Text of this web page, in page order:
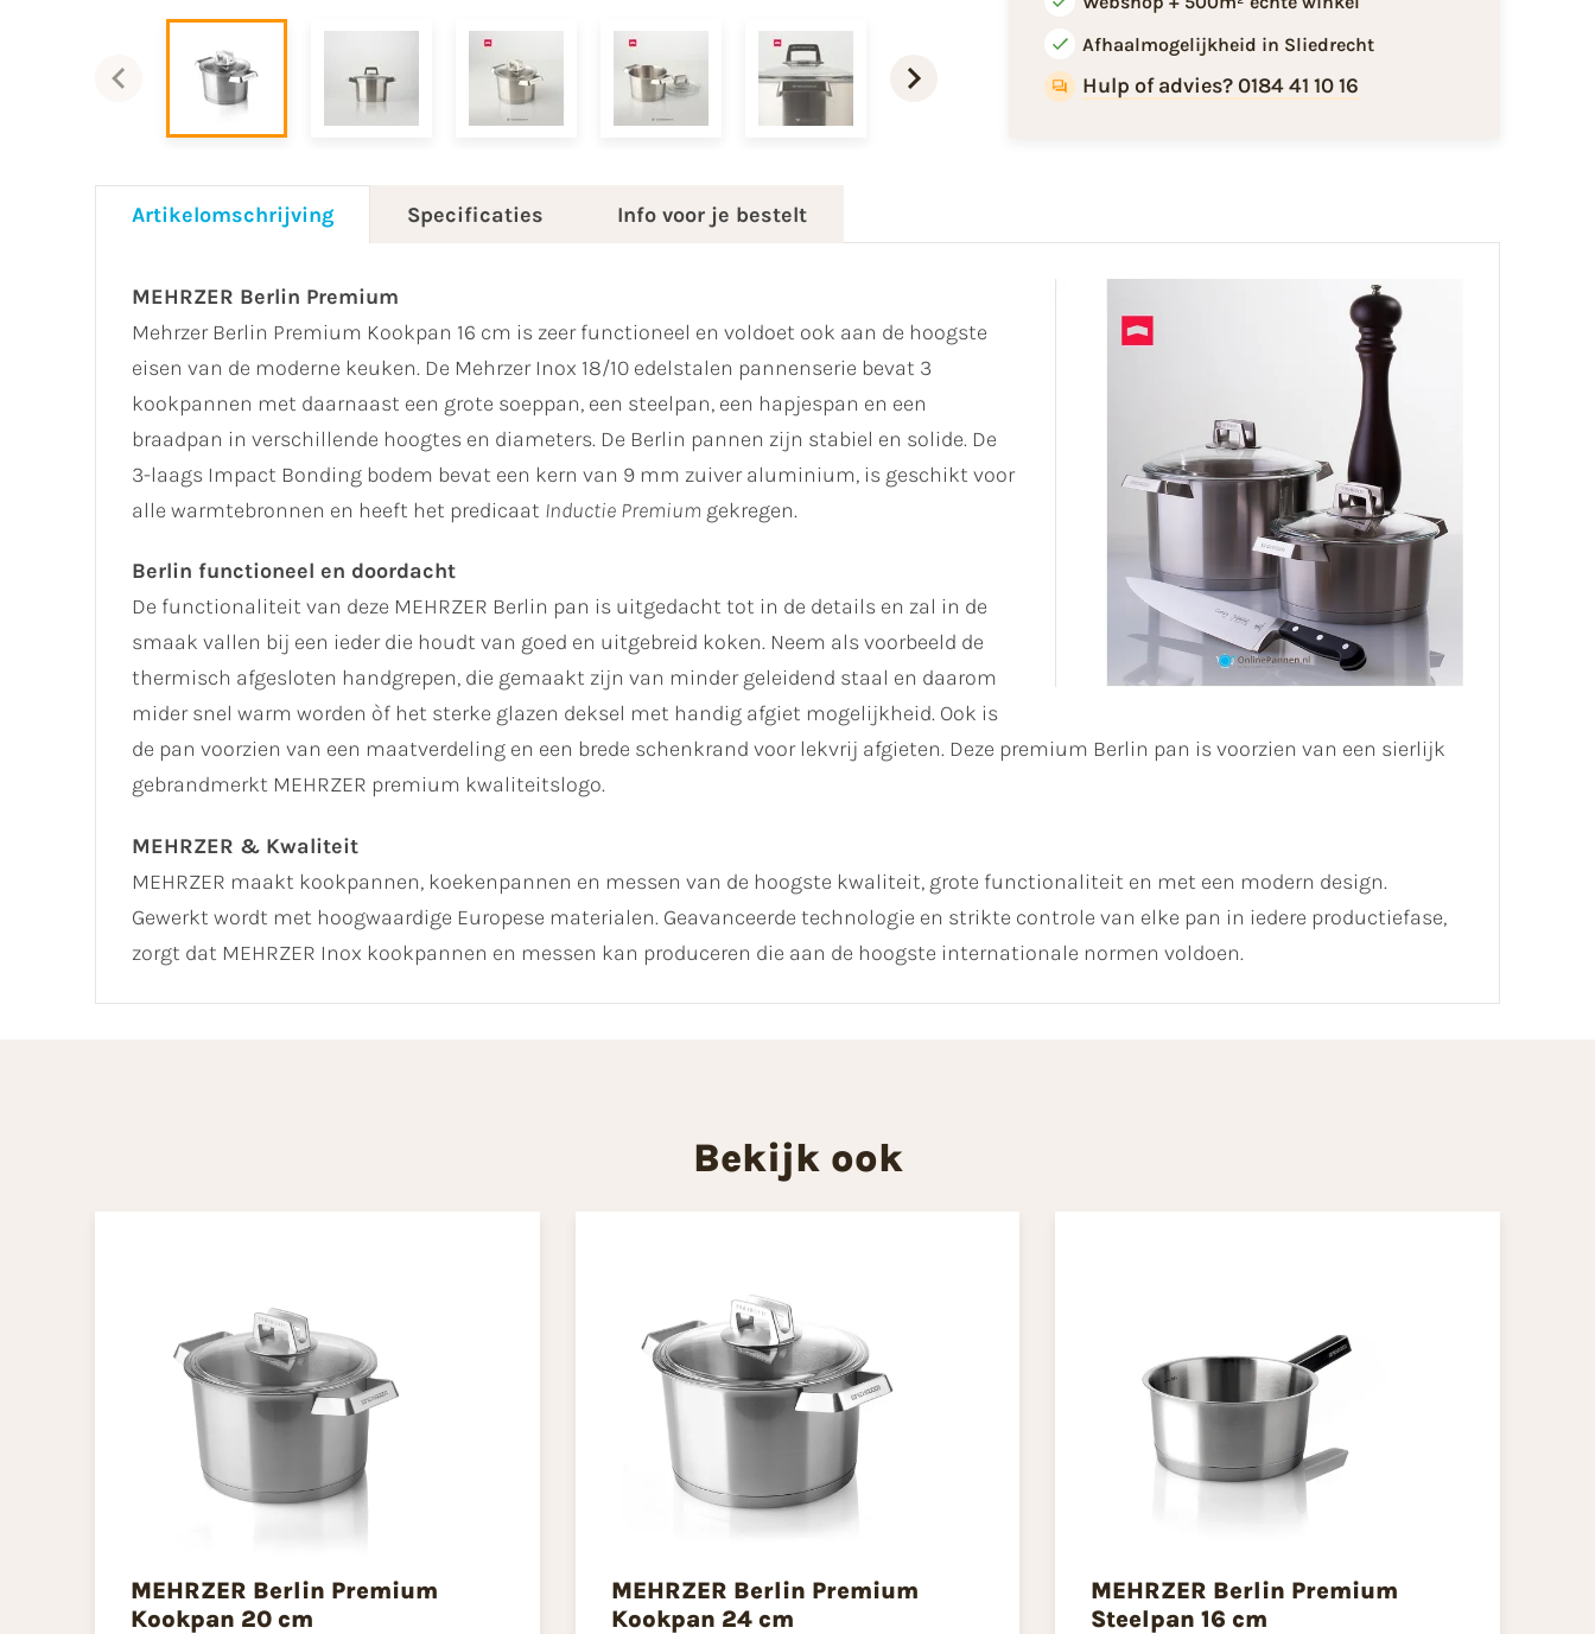
Afhaalmogelijkheid in Sliedrecht
Hulp of advies? 0184 41 10 16
Artikelomschrijving Specificaties Info voor je bestelt
MEHRZER Berlin Premium
Mehrzer Berlin Premium Kookpan 16 cm is zeer functioneel en voldoet ook aan de hoogste
eisen van de moderne keuken. De Mehrzer Inox 18/10 edelstalen pannenserie bevat 3
kookpannen met daarnaast een grote soeppan, een steelpan, een hapjespan en een
braadpan in verschillende hoogtes en diameters. De Berlin pannen zijn stabiel en solide. De
3-laags Impact Bonding bodem bevat een kern van 9 mm zuiver aluminium, is geschikt voor
alle warmtebronnen en heeft het predicaat Inductie Premium gekregen.
Berlin functioneel en doordacht
De functionaliteit van deze MEHRZER Berlin pan is uitgedacht tot in de details en zal in de
smaak vallen bij een ieder die houdt van goed en uitgebreid koken. Neem als voorbeeld de
thermisch afgesloten handgrepen, die gemaakt zijn van minder geleidend staal en daarom
mider snel warm worden òf het sterke glazen deksel met handig afgiet mogelijkheid. Ook is
de pan voorzien van een maatverdeling en een brede schenkrand voor lekvrij afgieten. Deze premium Berlin pan is voorzien van een sierlijk
gebrandmerkt MEHRZER premium kwaliteitslogo.
MEHRZER & Kwaliteit
MEHRZER maakt kookpannen, koekenpannen en messen van de hoogste kwaliteit, grote functionaliteit en met een modern design.
Gewerkt wordt met hoogwaardige Europese materialen. Geavanceerde technologie en strikte controle van elke pan in iedere productiefase,
zorgt dat MEHRZER Inox kookpannen en messen kan produceren die aan de hoogste internationale normen voldoen.
Bekijk ook
MEHRZER Berlin Premium
Kookpan 20 cm
MEHRZER Berlin Premium
Kookpan 24 cm
MEHRZER Berlin Premium
Steelpan 16 cm